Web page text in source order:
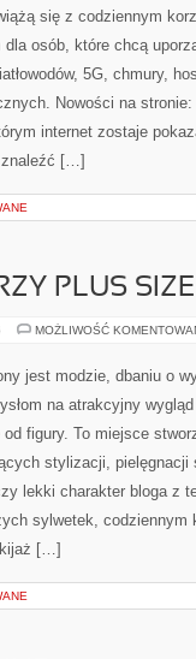
się z codziennym
osób, które chcą
5G, chmury,
Nowości na
internet zostaje
znaleźć […]
PLUS SIZE
MOŻLIWOŚĆ
jest modzie, dbaniu o
na atrakcyjny
figury. To miejsce
stylizacji, pielęgnacji
lekki charakter bloga z
sylwetek, codziennym
[…]